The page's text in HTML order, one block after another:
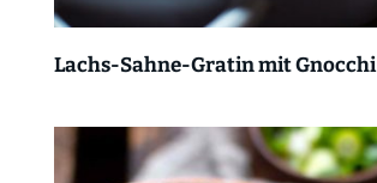
Lachs-Sahne-Gratin mit Gnocchi